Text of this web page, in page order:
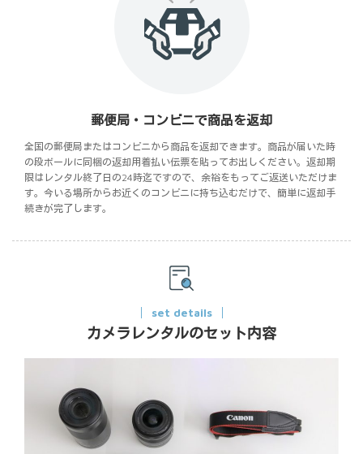
郵便局・コンビニで商品を返却
全国の郵便局またはコンビニから商品を返却できます。商品が届いた時
の段ボールに同梱の返却用着払い伝票を貼ってお出しください。返却期
限はレンタル終了日の24時迄ですので、余裕をもってご返送いただけま
す。今いる場所からお近くのコンビニに持ち込むだけで、簡単に返却手
続きが完了します。
set details
カメラレンタルのセット内容